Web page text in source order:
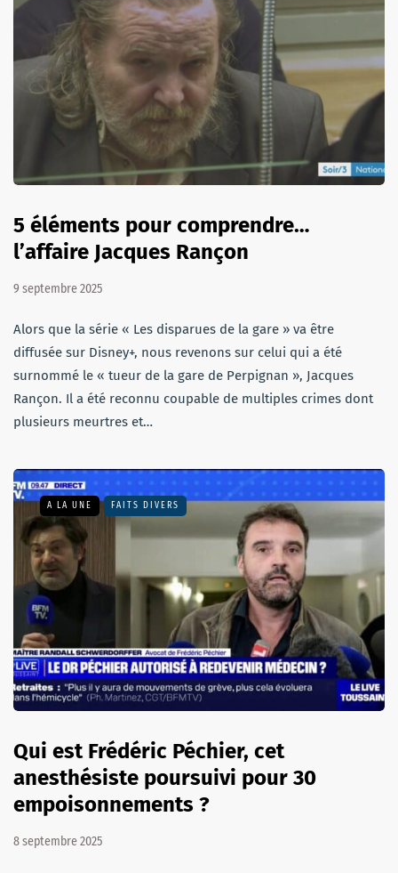
5 éléments pour comprendre…
l’affaire Jacques Rançon
9 septembre 2025
Alors que la série « Les disparues de la gare » va être
diffusée sur Disney+, nous revenons sur celui qui a été
surnommé le « tueur de la gare de Perpignan », Jacques
Rançon. Il a été reconnu coupable de multiples crimes dont
plusieurs meurtres et…
A LA UNE FAITS DIVERS
Qui est Frédéric Péchier, cet
anesthésiste poursuivi pour 30
empoisonnements ?
8 septembre 2025